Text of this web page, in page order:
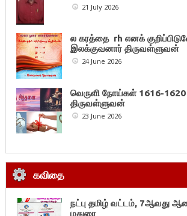
21 July 2026
ல கரத்தை rh எனக்
இலக்குவனார் திருவள்ளுவன்
24 June 2026
வெருளி நோய்கள் 1616-
திருவள்ளுவன்
23 June 2026
கவிதை
நட்பு தமிழ் வட்டம், 7ஆவது
மதுரை